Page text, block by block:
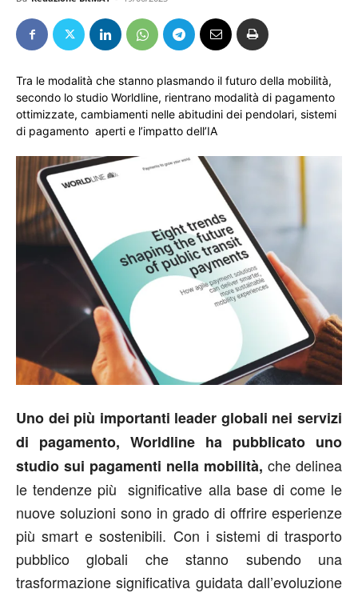
Tra le modalità che stanno plasmando il futuro della mobilità,
secondo lo studio Worldline, rientrano modalità di pagamento
ottimizzate, cambiamenti nelle abitudini dei pendolari, sistemi
di pagamento aperti e l’impatto dell’IA
Uno dei più importanti leader globali nei servizi
di pagamento, Worldline ha pubblicato uno
studio sui pagamenti nella mobilità, che delinea
le tendenze più significative alla base di come le
nuove soluzioni sono in grado di offrire esperienze
più smart e sostenibili. Con i sistemi di trasporto
pubblico globali che stanno subendo una
trasformazione significativa guidata dall’evoluzione